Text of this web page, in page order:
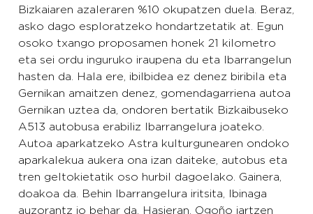
Bizkaiaren azaleraren %10 okupatzen duela. Beraz,
asko dago esploratzeko hondartzetatik at. Egun
osoko txango proposamen honek 21 kilometro
eta sei ordu inguruko iraupena du eta Ibarrangelun
hasten da. Hala ere, ibilbidea ez denez biribila eta
Gernikan amaitzen denez, gomendagarriena autoa
Gernikan uztea da, ondoren bertatik Bizkaibuseko
A513 autobusa erabiliz Ibarrangelura joateko.
Autoa aparkatzeko Astra kulturgunearen ondoko
aparkalekua aukera ona izan daiteke, autobus eta
tren geltokietatik oso hurbil dagoelako. Gainera,
doakoa da. Behin Ibarrangelura iritsita, Ibinaga
auzorantz jo behar da. Hasieran, Ogoño jartzen